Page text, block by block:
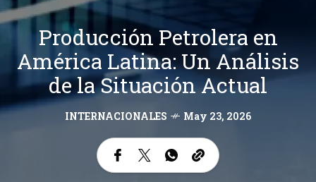
Producción Petrolera en
América Latina: Un Análisis
de la Situación Actual
INTERNACIONALES May 23, 2026